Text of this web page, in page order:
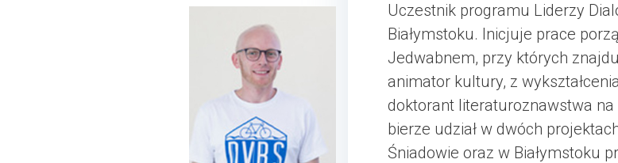
Uczestnik programu Liderzy
Białymstoku. Inicjuje prace
Jedwabnem, przy których
animator kultury, z
doktorant literaturoznawstwa na
bierze udział w dwóch
Śniadowie oraz w Białymstoku